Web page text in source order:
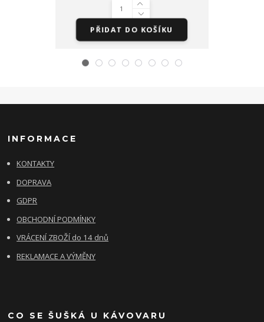
PŘIDAT DO KOŠÍKU
INFORMACE
KONTAKTY
DOPRAVA
GDPR
OBCHODNÍ PODMÍNKY
VRÁCENÍ ZBOŽÍ do 14 dnů
REKLAMACE A VÝMĚNY
CO SE ŠUŠKÁ U KÁVOVARU